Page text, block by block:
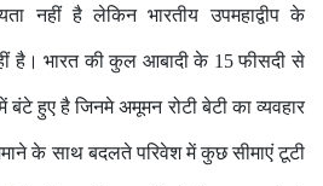
नहीं है लेकिन भारतीय उपमहाद्वीप के
है। भारत की कुल आबादी के 15 फीसदी से
हुए है जिनमे अमूमन रोटी बेटी का व्यवहार
के साथ बदलते परिवेश में कुछ सीमाएं टूटी